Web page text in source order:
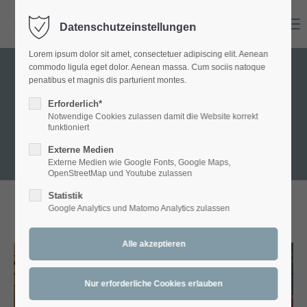
Login
Benutzername
Passwort
Anmelden
Support
Lorem ipsum dolor sit amet:
GALLERY - Andi
ANDI:Diverses
Studio Stella Musica - (c) Joe
Mammut Horns - (c) R.
Datenschutzeinstellungen
Lorem ipsum dolor sit amet, consectetuer adipiscing elit. Aenean
commodo ligula eget dolor. Aenean massa. Cum sociis natoque
penatibus et magnis dis parturient montes.
Erforderlich*
Notwendige Cookies zulassen damit die Website korrekt
funktioniert
Externe Medien
Externe Medien wie Google Fonts, Google Maps,
OpenStreetMap und Youtube zulassen
Statistik
Google Analytics und Matomo Analytics zulassen